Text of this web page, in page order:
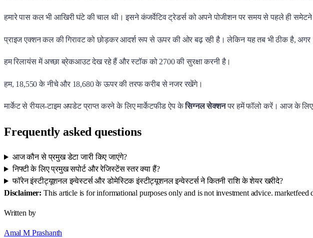
हमारे पास कल भी आखिरी घंटे की चाल थी। इसने कंजर्वेटिव ट्रेडर्स को अपने पोजीशन पर समय से पहले ही
प्राइज एक्शन कल की गिरावट को छोड़कर आदर्श रूप से ऊपर की ओर बढ़ रही है। लेकिन यह तब भी ठीक है, अगर
हम रिलायंस में अच्छा ब्रेकआउट देख रहे हैं और स्टॉक को 2700 की सुरक्षा करनी है।
हम, 18,550 के नीचे और 18,680 के ऊपर की तरफ करीब से नजर रखेंगे।
मार्केट से रीयल-टाइम अपडेट प्राप्त करने के लिए मार्केटफीड ऐप केसिग्नल सेक्शनपर हमें फॉलो करें। आज के लिए
Frequently asked questions
आज कौन से प्रमुख डेटा जारी किए जाएंगे?
निफ्टी के लिए प्रमुख सपोर्ट और रेजिस्टेंस स्तर क्या हैं?
फॉरेन इंस्टीट्यूशनल इन्वेस्टर्स और डोमेस्टिक इंस्टीट्यूशनल इन्वेस्टर्स ने कितनी राशि के शेयर खरीदे?
Disclaimer: This article is for informational purposes only and is not investment advice.
Written by
Amal M Prashanth